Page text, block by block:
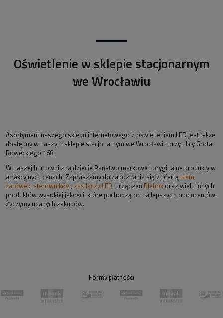
Oświetlenie w sklepie stacjonarnym
we Wrocławiu
Asortyment naszego sklepu internetowego z oświetleniem LED jest także
dostępny w naszym sklepie stacjonarnym we Wrocławiu przy ulicy Grota
Roweckiego 168.
W naszej hurtowni znajdziecie Państwo markowe i oryginalne produkty w
atrakcyjnych cenach. Zapraszamy do zapoznania się z ofertą taśm,
żarówek, sterowników, zasilaczy LED, urządzeń Blebox oraz wielu innych
produktów wysokiej jakości, które pochodzą od najlepszych producentów.
Życzymy udanych zakupów.
Formy płatności